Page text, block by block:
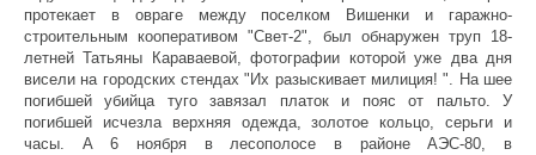
протекает в овраге между поселком Вишенки и гаражно-
строительным кооперативом "Свет-2", был обнаружен труп 18-
летней Татьяны Караваевой, фотографии которой уже два дня
висели на городских стендах "Их разыскивает милиция! ". На шее
погибшей убийца туго завязал платок и пояс от пальто. У
погибшей исчезла верхняя одежда, золотое кольцо, серьги и
часы. А 6 ноября в лесополосе в районе АЭС-80, в